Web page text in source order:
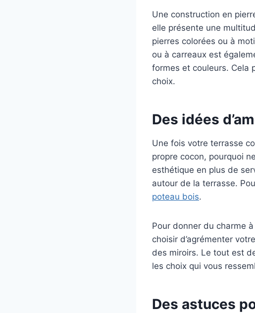
Une construction en
elle présente une
pierres colorées ou à
ou à carreaux est
formes et couleurs. Cela
choix.
Des idées
Une fois votre terrasse
propre cocon, pourquoi
esthétique en plus de
autour de la terrasse.
poteau bois.
Pour donner du charme
choisir d’agrémenter
des miroirs. Le tout est
les choix qui vous
Des astuces